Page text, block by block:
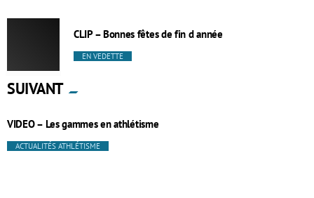
CLIP – Bonnes fêtes de fin d année
EN VEDETTE
SUIVANT
VIDEO – Les gammes en athlétisme
ACTUALITÉS ATHLÉTISME